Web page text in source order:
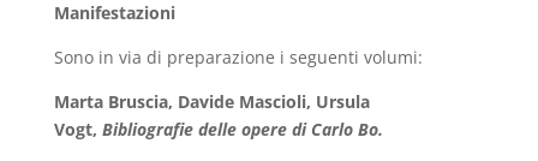
Manifestazioni
Sono in via di preparazione i seguenti volumi:
Marta Bruscia, Davide Mascioli, Ursula
Vogt, Bibliografie delle opere di Carlo Bo.